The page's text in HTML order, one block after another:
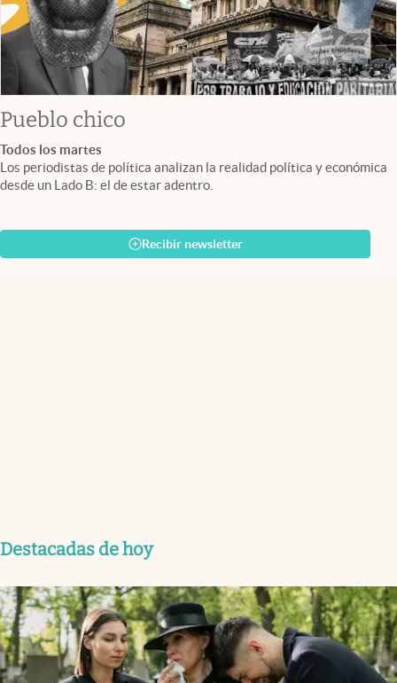
Pueblo chico
Todos los martes
Los periodistas de política analizan la realidad política y económica
desde un Lado B: el de estar adentro.
Recibir newsletter
Destacadas de hoy